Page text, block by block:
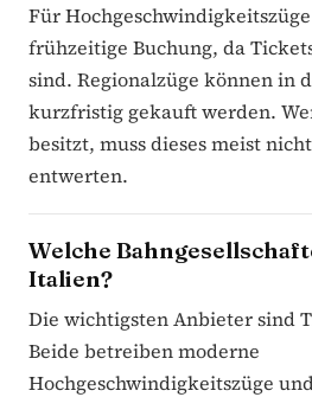
Für
frühzeitige Buchung, da
sind. Regionalzüge können in
kurzfristig gekauft werden.
besitzt, muss dieses meist
entwerten.
Welche
Italien?
Die wichtigsten Anbieter sind
Beide betreiben moderne
Hochgeschwindigkeitszüge